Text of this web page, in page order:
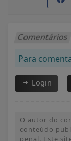
Comentários
Para
Login
O autor do
conteúdo
penal. Este